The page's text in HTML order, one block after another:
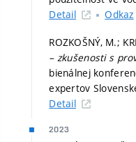
Detail
Odkaz
ROZKOŠNÝ, M.;
– zkušenosti s
bienálnej
expertov
Detail
2023